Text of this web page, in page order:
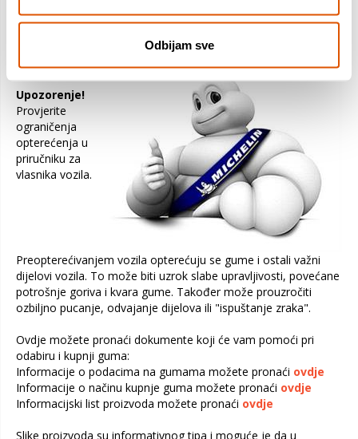
Odbijam sve
Upozorenje!
Provjerite
ograničenja
opterećenja u
priručniku za
vlasnika vozila.
Preopterećivanjem vozila opterećuju se gume i ostali važni
dijelovi vozila. To može biti uzrok slabe upravljivosti, povećane
potrošnje goriva i kvara gume. Također može prouzročiti
ozbiljno pucanje, odvajanje dijelova ili "ispuštanje zraka".
Ovdje možete pronaći dokumente koji će vam pomoći pri
odabiru i kupnji guma:
Informacije o podacima na gumama možete pronaći ovdje
Informacije o načinu kupnje guma možete pronaći ovdje
Informacijski list proizvoda možete pronaći ovdje
Slike proizvoda su informativnog tipa i moguće je da u